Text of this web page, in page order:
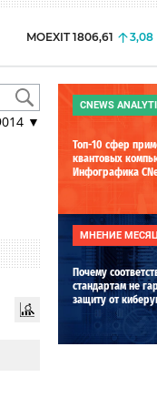
MOEXIT 1806,61 3,08
▼
CNEWS
Топ-10 сфер
квантовых
Инфографика
МНЕНИЕ
Почему
стандартам не
защиту от